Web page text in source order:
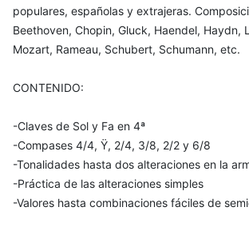
populares, españolas y extrajeras.
Beethoven, Chopin, Gluck, Haendel, Haydn,
Mozart, Rameau, Schubert, Schumann, etc.
CONTENIDO:
-Claves de Sol y Fa en 4ª
-Compases 4/4, Ÿ, 2/4, 3/8, 2/2 y 6/8
-Tonalidades hasta dos alteraciones en la
-Práctica de las alteraciones simples
-Valores hasta combinaciones fáciles de